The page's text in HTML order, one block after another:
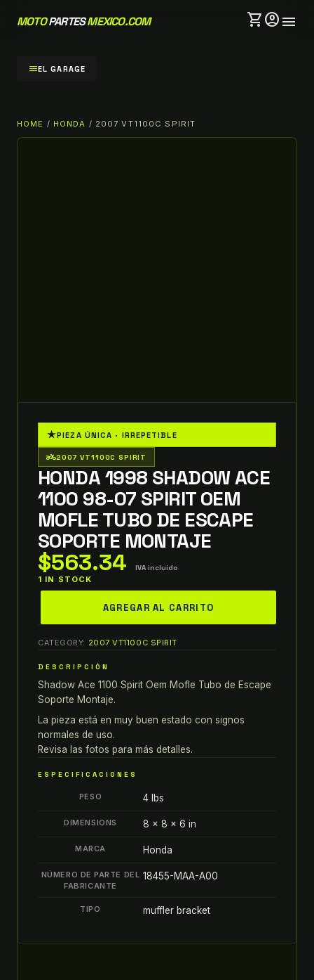
MOTOPARTESMEXICO.COM shopping_cartaccount_circlemenu
menuEL GARAGE
HOME / HONDA / 2007 VT1100C SPIRIT
★PIEZA ÚNICA · IRREPETIBLE
two_wheeler2007 VT1100C SPIRIT
HONDA 1998 SHADOW ACE
1100 98-07 SPIRIT OEM
MOFLE TUBO DE ESCAPE
SOPORTE MONTAJE
$563.34 IVA incluido
1 IN STOCK
ace
1100
98-
07
spirit
OEM
MOFLE
ESCAPE
SOPORTE
quantity
AGREGAR AL CARRITO
CATEGORY: 2007 VT1100C SPIRIT
DESCRIPCIÓN
Shadow Ace 1100 Spirit Oem Mofle Tubo de Escape
Soporte Montaje.
La pieza está en muy buen estado con signos
normales de uso.
Revisa las fotos para más detalles.
ESPECIFICACIONES
PESO 4 lbs
DIMENSIONS 8 × 8 × 6 in
MARCA Honda
NÚMERO DE PARTE DEL
FABRICANTE
18455-MAA-A00
TIPO muffler bracket